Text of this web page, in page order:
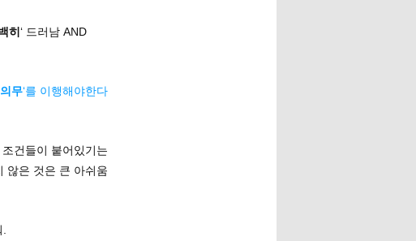
히 ‘ 드러남 AND
무‘를 이행해야한다
건들이 붙어있기는
않은 것은 큰 아쉬움